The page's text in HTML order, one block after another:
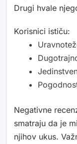
Drugi hvale
Korisnici ističu:
Negativne
smatraju da je
njihov ukus.